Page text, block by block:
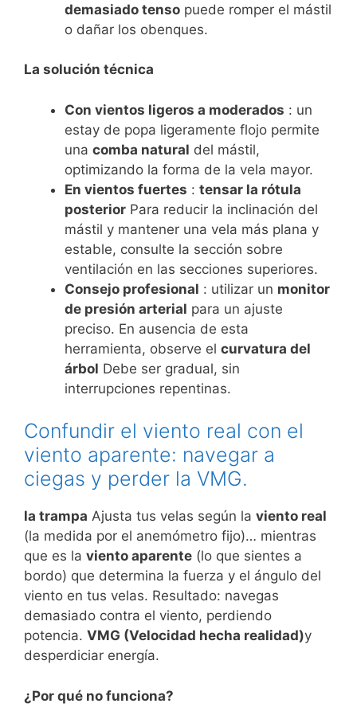
demasiado tenso puede romper el mástil
o dañar los obenques.
La solución técnica
Con vientos ligeros a moderados : un
estay de popa ligeramente flojo permite
una comba natural del mástil,
optimizando la forma de la vela mayor.
En vientos fuertes : tensar la rótula
posterior Para reducir la inclinación del
mástil y mantener una vela más plana y
estable, consulte la sección sobre
ventilación en las secciones superiores.
Consejo profesional : utilizar un monitor
de presión arterial para un ajuste
preciso. En ausencia de esta
herramienta, observe el curvatura del
árbol Debe ser gradual, sin
interrupciones repentinas.
Confundir el viento real con el
viento aparente: navegar a
ciegas y perder la VMG.
la trampa Ajusta tus velas según la viento real
(la medida por el anemómetro fijo)… mientras
que es la viento aparente (lo que sientes a
bordo) que determina la fuerza y ​​el ángulo del
viento en tus velas. Resultado: navegas
demasiado contra el viento, perdiendo
potencia. VMG (Velocidad hecha realidad)y
desperdiciar energía.
¿Por qué no funciona?